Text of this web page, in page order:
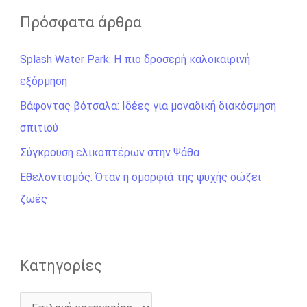
ζ
τ
η
σ
η
γ
ι
α
Πρόσφατα άρθρα
Splash Water Park: Η πιο δροσερή καλοκαιρινή
εξόρμηση
Βάφοντας βότσαλα: Ιδέες για μοναδική διακόσμηση
σπιτιού
Σύγκρουση ελικοπτέρων στην Ψάθα
Εθελοντισμός: Όταν η ομορφιά της ψυχής σώζει
ζωές
Kατηγορίες